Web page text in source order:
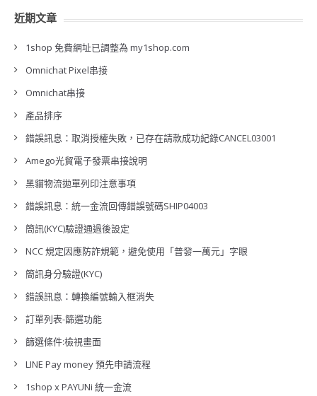
近期文章
1shop 免費網址已調整為 my1shop.com
Omnichat Pixel串接
Omnichat串接
產品排序
錯誤訊息：取消授權失敗，已存在請款成功紀錄CANCEL03001
Amego光貿電子發票串接說明
黑貓物流拋單列印注意事項
錯誤訊息：統一金流回傳錯誤號碼SHIP04003
簡訊(KYC)驗證通過後設定
NCC 規定因應防詐規範，避免使用「普發一萬元」字眼
簡訊身分驗證(KYC)
錯誤訊息：轉換編號輸入框消失
訂單列表-篩選功能
篩選條件:檢視畫面
LINE Pay money 預先申請流程
1shop x PAYUNi 統一金流